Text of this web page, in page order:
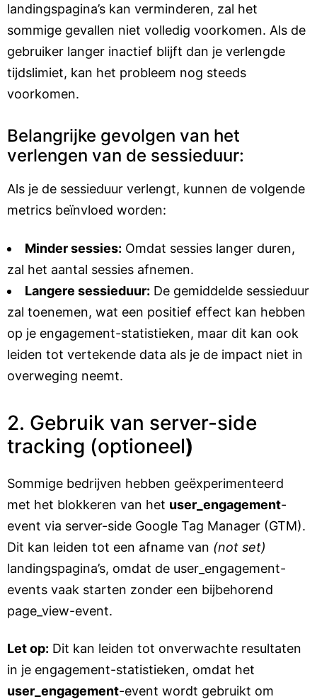
landingspagina’s kan verminderen, zal het
sommige gevallen niet volledig voorkomen. Als de
gebruiker langer inactief blijft dan je verlengde
tijdslimiet, kan het probleem nog steeds
voorkomen.
Belangrijke gevolgen van het
verlengen van de sessieduur:
Als je de sessieduur verlengt, kunnen de volgende
metrics beïnvloed worden:
Minder sessies: Omdat sessies langer duren,
zal het aantal sessies afnemen.
Langere sessieduur: De gemiddelde sessieduur
zal toenemen, wat een positief effect kan hebben
op je engagement-statistieken, maar dit kan ook
leiden tot vertekende data als je de impact niet in
overweging neemt.
2. Gebruik van server-side
tracking (optioneel)
Sommige bedrijven hebben geëxperimenteerd
met het blokkeren van het user_engagement-
event via server-side Google Tag Manager (GTM).
Dit kan leiden tot een afname van (not set)
landingspagina’s, omdat de user_engagement-
events vaak starten zonder een bijbehorend
page_view-event.
Let op: Dit kan leiden tot onverwachte resultaten
in je engagement-statistieken, omdat het
user_engagement-event wordt gebruikt om